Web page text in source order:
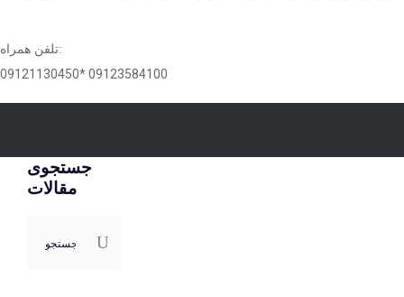
تلفن همراه:
09121130450* 09123584100
جستجوی
مقالات
برای: